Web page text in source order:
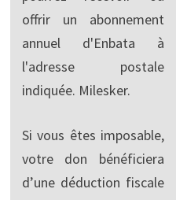
offrir un abonnement
annuel d'Enbata à
l'adresse postale
indiquée. Milesker.
Si vous êtes imposable,
votre don bénéficiera
d’une déduction fiscale